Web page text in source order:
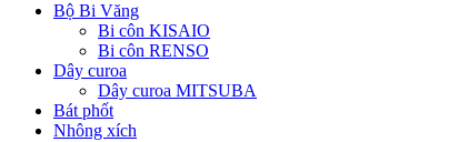
Bộ Bi Văng
Bi côn KISAIO
Bi côn RENSO
Dây curoa
Dây curoa MITSUBA
Bát phốt
Nhông xích